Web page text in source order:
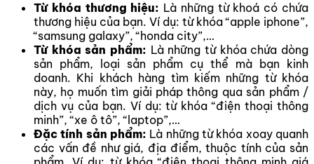
Từ khóa thương hiệu: Là những từ khoá có chứa
thương hiệu của bạn. Ví dụ: từ khóa “apple iphone”,
“samsung galaxy”, “honda city”,…
Từ khóa sản phẩm: Là những từ khóa chứa dòng
sản phẩm, loại sản phẩm cụ thể mà bạn kinh
doanh. Khi khách hàng tìm kiếm những từ khóa
này, họ muốn tìm giải pháp thông qua sản phẩm /
dịch vụ của bạn. Ví dụ: từ khóa “điện thoại thông
minh”, “xe ô tô”, “laptop”,…
Đặc tính sản phẩm: Là những từ khóa xoay quanh
các vấn đề như giá, địa điểm, thuộc tính của sản